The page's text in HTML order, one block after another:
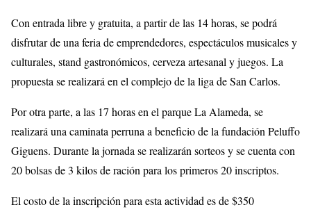
Con entrada libre y gratuita, a partir de las 14 horas, se podrá
disfrutar de una feria de emprendedores, espectáculos musicales y
culturales, stand gastronómicos, cerveza artesanal y juegos. La
propuesta se realizará en el complejo de la liga de San Carlos.
Por otra parte, a las 17 horas en el parque La Alameda, se
realizará una caminata perruna a beneficio de la fundación Peluffo
Giguens. Durante la jornada se realizarán sorteos y se cuenta con
20 bolsas de 3 kilos de ración para los primeros 20 inscriptos.
El costo de la inscripción para esta actividad es de $350